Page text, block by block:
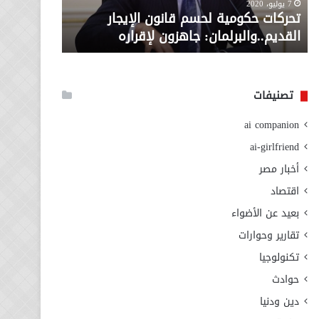
لإقراره
7 يوليو، 2020
تحركات حكومية لحسم قانون الإيجار
القديم..والبرلمان: جاهزون لإقراره
من
وزارة
الاجتماعي
تصنيفات
ai companion
ai-girlfriend
أخبار مصر
اقتصاد
بعيد عن الأضواء
تقارير وحوارات
تكنولوجيا
حوادث
دين ودنيا